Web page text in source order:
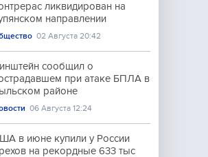
ликвидирован на
направлении
02 Августа 20:42
сообщил о
при атаке БПЛА в
районе
06 Августа 12:24
в июне купили у России
на рекордные 633 тыс